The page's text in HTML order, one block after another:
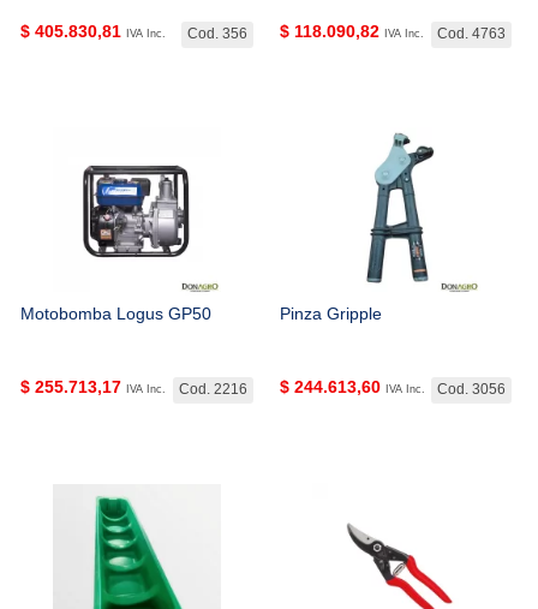
Cod. 356
$ 405.830,81 IVA Inc. Cod. 4763
$ 118.090,82 IVA Inc.
Motobomba Logus GP50
Cod. 2216
$ 255.713,17 IVA Inc.
Pinza Gripple
Cod. 3056
$ 244.613,60 IVA Inc.